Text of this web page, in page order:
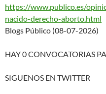
https://www.publico.es/
nacido-derecho-aborto.html
Blogs Público (08-07-2026)
HAY 0 CONVOCATORIAS
SIGUENOS EN TWITTER